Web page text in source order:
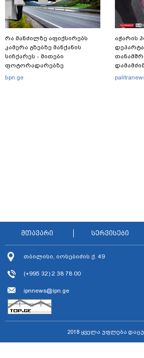
რა მანძილზე აფიქსირებს
კამერა გზებზე მანქანის
სიჩქარეს - მითები
ფოტორადარებზე
bpn.ge
აჭარის
მთავარი სერვისები
თბილისი, იოსებიძის ქ. 49
(+995 32) 2 38 78 00
ipnnews@ipn.ge
2018 ყველა უფლება